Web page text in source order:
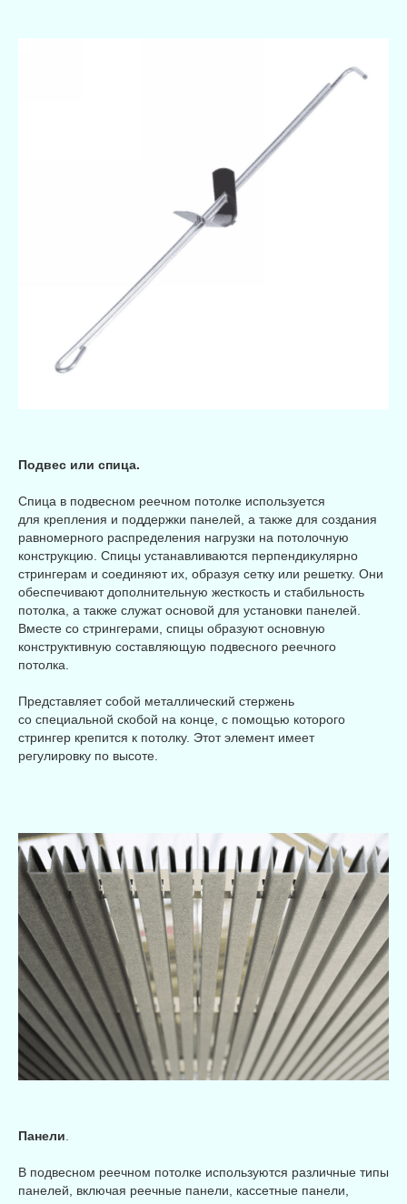
Подвес или спица.
Спица в подвесном реечном потолке используется
для крепления и поддержки панелей, а также для создания
равномерного распределения нагрузки на потолочную
конструкцию. Спицы устанавливаются перпендикулярно
стрингерам и соединяют их, образуя сетку или решетку. Они
обеспечивают дополнительную жесткость и стабильность
потолка, а также служат основой для установки панелей.
Вместе со стрингерами, спицы образуют основную
конструктивную составляющую подвесного реечного
потолка.
Представляет собой металлический стержень
со специальной скобой на конце, с помощью которого
стрингер крепится к потолку. Этот элемент имеет
регулировку по высоте.
Панели
В подвесном реечном потолке используются различные типы
панелей, включая реечные панели, кассетные панели,